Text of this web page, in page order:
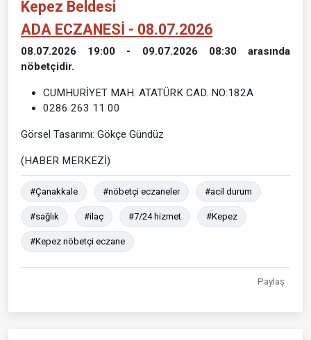
Kepez Beldesi
ADA ECZANESİ - 08.07.2026
08.07.2026 19:00 - 09.07.2026 08:30 arasında
nöbetçidir.
CUMHURİYET MAH. ATATÜRK CAD. NO:182A
0286 263 11 00
Görsel Tasarımı: Gökçe Gündüz
(HABER MERKEZİ)
#Çanakkale #nöbetçi eczaneler #acil durum
#sağlık #ilaç #7/24 hizmet #Kepez
#Kepez nöbetçi eczane
Paylaş